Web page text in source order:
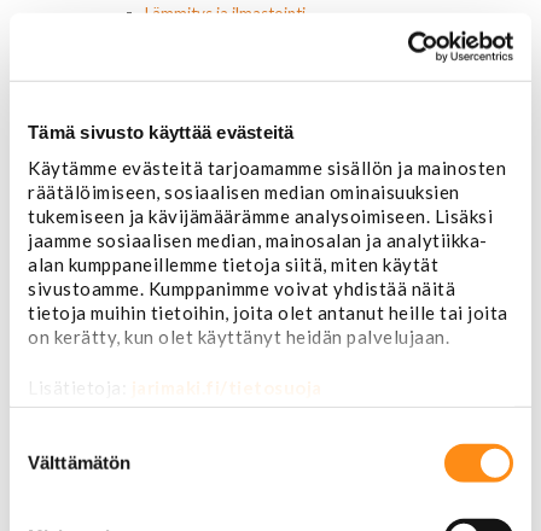
Tämä sivusto käyttää evästeitä
Käytämme evästeitä tarjoamamme sisällön ja mainosten
räätälöimiseen, sosiaalisen median ominaisuuksien
tukemiseen ja kävijämäärämme analysoimiseen. Lisäksi
jaamme sosiaalisen median, mainosalan ja analytiikka-
alan kumppaneillemme tietoja siitä, miten käytät
sivustoamme. Kumppanimme voivat yhdistää näitä
tietoja muihin tietoihin, joita olet antanut heille tai joita
on kerätty, kun olet käyttänyt heidän palvelujaan.
Lisätietoja: jarimaki.fi/tietosuoja
valinta
Välttämätön
Lämmitys ja ilmastointi
Moottorit
Ilmastoinnin osat
Muut
Ohjainlaitteet
Startit ja startin osat
Starttimoottorit
Starttimoottorin osat
Sytytysosat
Sähköosat